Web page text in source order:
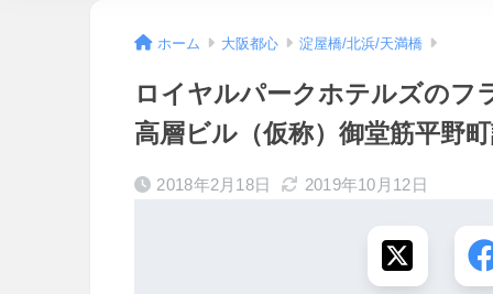
ホーム 大阪都心 淀屋橋/北浜/天満橋
ロイヤルパークホテルズのフ
高層ビル（仮称）御堂筋平野
2018年2月18日 2019年10月12日